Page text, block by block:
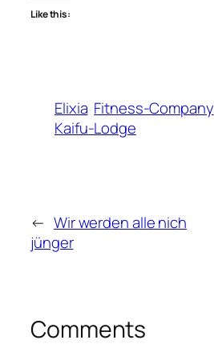
Like this:
Elixia Fitness-Company
Kaifu-Lodge
← Wir werden alle nich
jünger
Comments